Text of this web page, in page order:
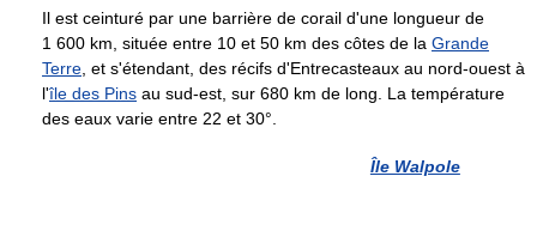
Île Walpole
Il est ceinturé par une barrière de corail d'une longueur de
1 600 km, située entre 10 et 50 km des côtes de la Grande
Terre, et s'étendant, des récifs d'Entrecasteaux au nord-ouest à
l'île des Pins au sud-est, sur 680 km de long. La température
des eaux varie entre 22 et 30°.